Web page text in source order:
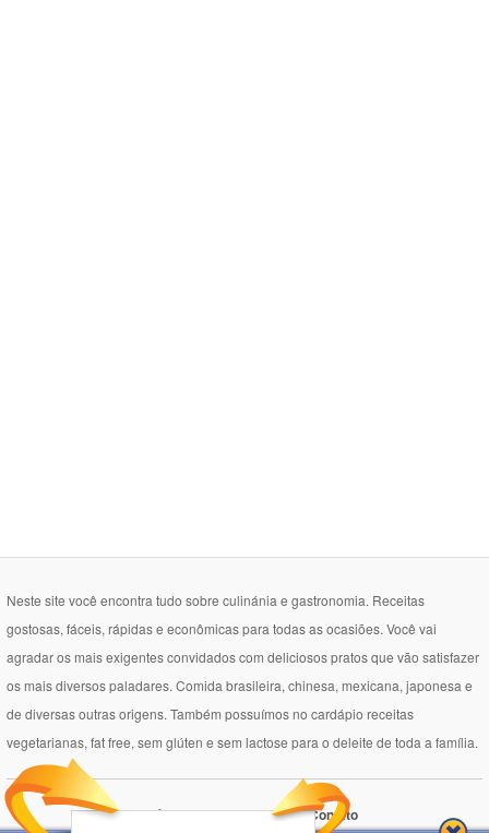
Neste site você encontra tudo sobre culinánia e gastronomia. Receitas
gostosas, fáceis, rápidas e econômicas para todas as ocasiões. Você vai
agradar os mais exigentes convidados com deliciosos pratos que vão satisfazer
os mais diversos paladares. Comida brasileira, chinesa, mexicana, japonesa e
de diversas outras origens. Também possuímos no cardápio receitas
vegetarianas, fat free, sem glúten e sem lactose para o deleite de toda a família.
Política de Privacidade Contato